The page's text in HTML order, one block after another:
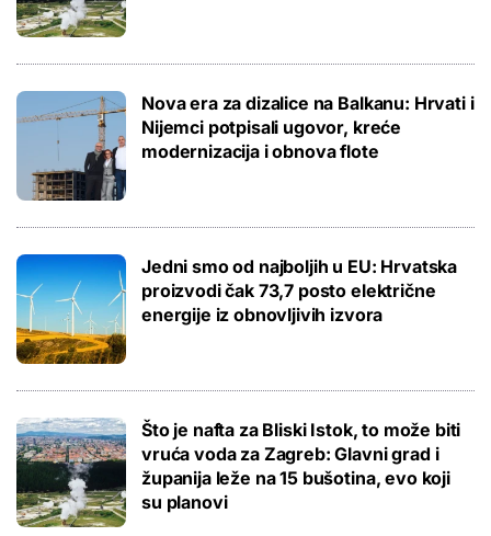
Nova era za dizalice na Balkanu: Hrvati i
Nijemci potpisali ugovor, kreće
modernizacija i obnova flote
Jedni smo od najboljih u EU: Hrvatska
proizvodi čak 73,7 posto električne
energije iz obnovljivih izvora
Što je nafta za Bliski Istok, to može biti
vruća voda za Zagreb: Glavni grad i
županija leže na 15 bušotina, evo koji
su planovi